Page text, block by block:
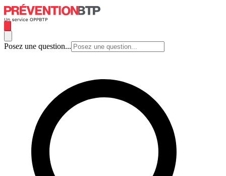
Posez une question...